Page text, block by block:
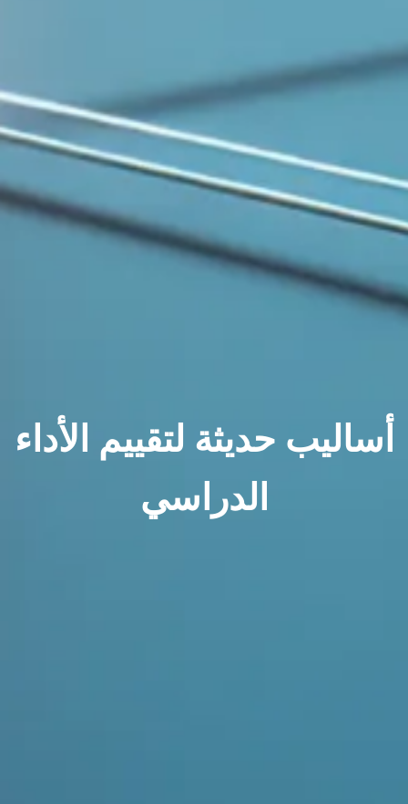
أساليب حديثة لتقييم الأداء
الدراسي